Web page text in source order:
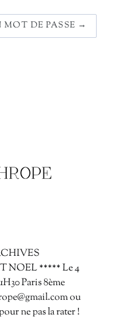
MOT DE PASSE →
NOEL ***** Le 4
Paris 8ème
ou
ne pas la rater !